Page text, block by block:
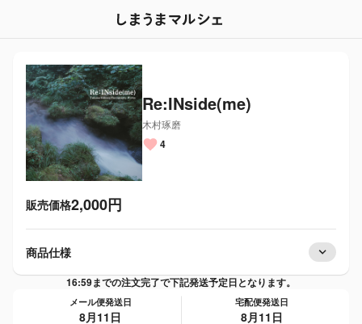
Re:INside(me)
木村琢磨
4
販売価格2,000円
商品仕様
16:59までの注文完了で下記発送予定日となります。
メール便発送日
8月11日
宅配便発送日
8月11日